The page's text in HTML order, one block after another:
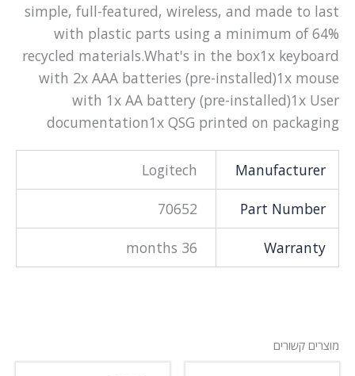
simple, full-featured, wireless, and made to last
with plastic parts using a minimum of 64%
recycled materials.What's in the box1x keyboard
with 2x AAA batteries (pre-installed)1x mouse
with 1x AA battery (pre-installed)1x User
documentation1x QSG printed on packaging
Manufacturer
Logitech
Part Number
70652
Warranty
36 months
מוצרים קשורים